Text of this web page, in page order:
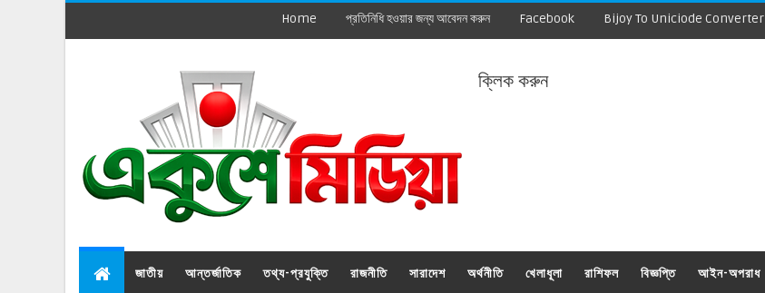
Home প্রতিনিধি হওয়ার জন্য আবেদন করুন Facebook Bijoy To Uniciode Converter
ক্লিক করুন
জাতীয় আন্তর্জাতিক তথ্য-প্রযুক্তি রাজনীতি সারাদেশ অর্থনীতি খেলাধূলা রাশিফল বিজ্ঞপ্তি আইন-অপরাধ